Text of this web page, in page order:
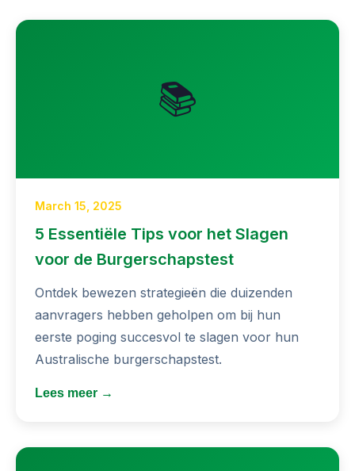
📚
March 15, 2025
5 Essentiële Tips voor het Slagen
voor de Burgerschapstest
Ontdek bewezen strategieën die duizenden
aanvragers hebben geholpen om bij hun
eerste poging succesvol te slagen voor hun
Australische burgerschapstest.
Lees meer →